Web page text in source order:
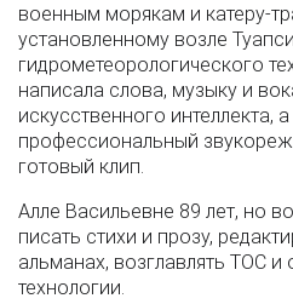
военным морякам и катеру-
установленному возле
гидрометеорологического
написала слова, музыку и
искусственного интеллекта,
профессиональный
готовый клип.
Алле Васильевне 89 лет, но
писать стихи и прозу,
альманах, возглавлять ТОС
технологии.